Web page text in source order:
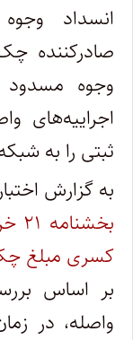
انسداد
صادرکننده
وجوه مسدود
اجراییه‌های
ثبتی را به
به گزارش
کسری مبلغ
بر اساس
واصله، در